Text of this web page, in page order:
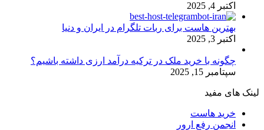
اکتبر 4, 2025
بهترین هاست برای ربات تلگرام در ایران و دنیا
اکتبر 3, 2025
چگونه با خرید ملک در ترکیه درآمد ارزی داشته باشیم؟
سپتامبر 15, 2025
لینک های مفید
خرید هاست
انجمن رفع ارور